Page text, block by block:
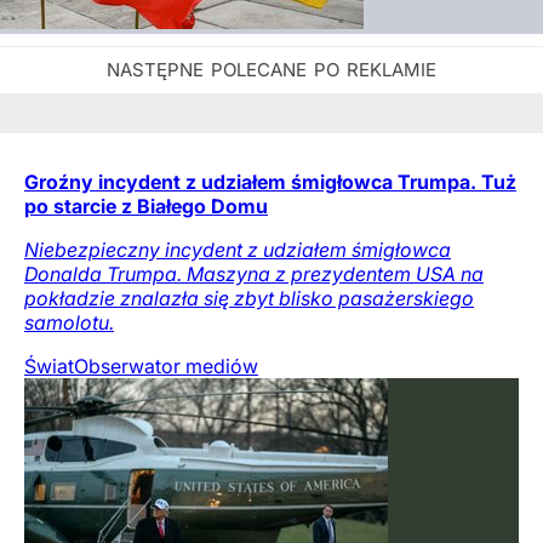
Groźny incydent z udziałem śmigłowca Trumpa. Tuż
po starcie z Białego Domu
Niebezpieczny incydent z udziałem śmigłowca
Donalda Trumpa. Maszyna z prezydentem USA na
pokładzie znalazła się zbyt blisko pasażerskiego
samolotu.
ŚwiatObserwator mediów